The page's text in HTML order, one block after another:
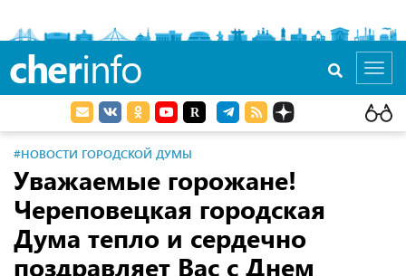
cherinfo
#НОВОСТИ ГОРОДСКОЙ ДУМЫ
Уважаемые горожане!
Череповецкая городская
Дума тепло и сердечно
поздравляет Вас с Днем